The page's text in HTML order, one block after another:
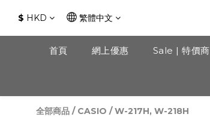
$ HKD 繁體中文
首頁 網上優惠 Sale | 特價
全部商品 / CASIO /W-217H, W-218H